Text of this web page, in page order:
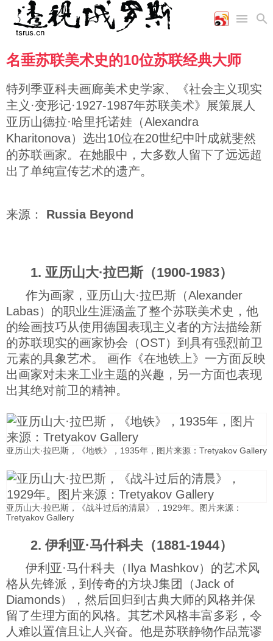
首页
国际
时政
军事
空军
海军
陆军
军事合作
评论
财经
商业
工业
能源
农业
科技
社会
文化
文艺
教育
美食
娱乐
体育
旅游
视听
图片新闻
高清图片
漫画
视频
图表
名垂苏联美术史的10位苏联经典大师
特列季亚科夫画廊美术史学家、《社会主义现实
主义·变形记·1927-1987年苏联美术》展策展人
亚历山德拉·哈里托诺娃（Alexandra
Kharitonova）选出10位在20世纪中叶成就斐然
的苏联画家。在她眼中，大多数人留下了远远超
出了单纯宣传艺术的遗产。
来源： Russia Beyond
1. 亚历山大·拉巴斯（1900-1983）
作为画家，亚历山大·拉巴斯（Alexander
Labas）的职业生涯涵盖了整个苏联美术史，他
的绘画技巧从使用德国表现主义者的方法描绘新
的苏联现实的画家协会（OST）到具有强烈前卫
元素的具象艺术。 画作《在地铁上》一方面反映
出画家对未来工业主题的兴趣，另一方面也表现
出其绝对前卫的精神。
亚历山大·拉巴斯，《地铁》，1935年，图片来源：Tretyakov Gallery
亚历山大·拉巴斯，《战斗过后的清晨》，1929年。图片来源：
Tretyakov Gallery
2. 伊利亚·马什科夫（1881-1944）
伊利亚·马什科夫（Ilya Mashkov）的艺术风
格从先锋派，到传奇的方块J集团（Jack of
Diamonds），然后回归到古典大师的风格并保
留了生理方面的风格。其艺术风格丰富多彩，令
人难以置信且让人兴奋。他是苏联静物作品荒谬